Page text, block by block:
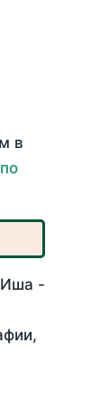
в
по
Иша -